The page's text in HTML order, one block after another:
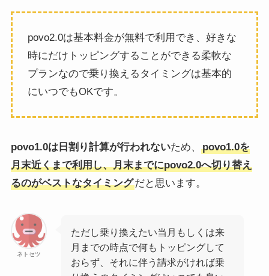
povo2.0は基本料金が無料で利用でき、好きな
時にだけトッピングすることができる柔軟な
プランなので乗り換えるタイミングは基本的
にいつでもOKです。
povo1.0は日割り計算が行われないため、
povo1.0を
月末近くまで利用し、月末までにpovo2.0へ切り替え
るのがベストなタイミングだと思います。
ネトセツ
ただし乗り換えたい当月もしくは来
月までの時点で何もトッピングして
おらず、それに伴う請求がければ乗